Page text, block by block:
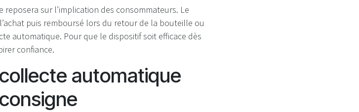
reposera sur l’implication des consommateurs. Le
puis remboursé lors du retour de la bouteille ou
automatique. Pour que le dispositif soit efficace dès
confiance.
automatique